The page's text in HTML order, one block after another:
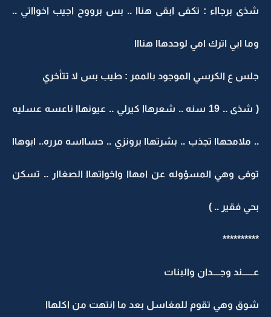
شذى برجااء : تكفى ابقى هناا .. بس برووح اجيب اخوااتي ..
وما ابي اترك امي لوحدهاا هنااا
جلس ع الكرسي الموجود بالممر : طيب بس لا تتأخري
( شذى .. 19 سنه .. شعرهاا كيرلي .. عيونهاا ناعسه عسليه
.. ملامحهاا تجذب .. بشرتهاا برونزي .. حسااسه مرره.. ابوهاا
توفى وهي المسؤوله عن امهاا واخواتهاا الصغاار .. تسكن
بحي فقير .. )
**********
عــــــند وجــــدان والبنات
شوق وهي تقوم للمغاسل بعد ما انتهت من اكلهاا